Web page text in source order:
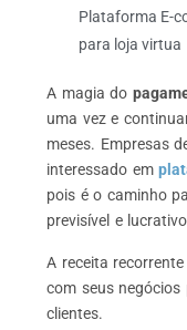
Plataforma E-
para loja virtua
A magia do
uma vez e
meses. Empresas
interessado em
pois é o caminho
previsível e
A receita
com seus
clientes.